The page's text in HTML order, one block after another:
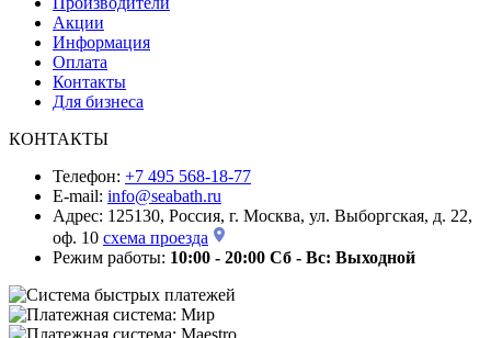
Акции
Информация
Оплата
Контакты
Для бизнеса
КОНТАКТЫ
Телефон: +7 495 568-18-77
E-mail: info@seabath.ru
Адрес: 125130, Россия, г. Москва, ул. Выборгская, д. 22,
оф. 10 схема проезда
Режим работы: 10:00 - 20:00 Сб - Вс: Выходной